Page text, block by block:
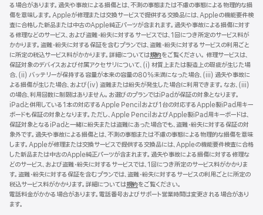
で
開
き
ま
す）
る場合があります。過失や事故による損傷とは、不測の事態または不慮の事態による物理的な損
傷を意味します。Appleが修理または交換サービスで提供する交換品には、Appleの機能要件検
査に合格した新品または中古のApple純正パーツが含まれます。過失や事故による損傷に対す
る修理などのサービス、および盗難・紛失に対するサービスでは、1回につき所定のサービス料が
かかります。盗難・紛失に対する保証を含むプランでは、盗難・紛失に対するサービスの利用ごと
に所定の税込サービス料がかかります。詳細については規約（新
規
ウ
イ
ン
ド
ウ
で
開
き
ま
す）
をご覧ください。 修理サービスは、
保証対象のデバイスおよび付属アクセサリについて、(i) 材質上または製造上の瑕疵が生じた場
合、(ii) バッテリーが保持する容量が本来の容量の80%未満になった場合、(iii) 過失や事故に
よる損傷が生じた場合、および(iv) 盗難または紛失が発生した場合に利用できます。なお、(iii)
の場合、利用回数に制限はありません。お選びのプランではiPadが保証の対象となります。
iPadと併用している1本の対応するApple Pencilおよび1台の対応するApple製iPad用キー
ボードも保証の対象となります。ただし、Apple PencilおよびApple製iPad用キーボードは、
保証対象となるiPadと一緒に紛失または盗難にあった場合でも、盗難・紛失に対する保証の対
象外です。過失や事故による損傷とは、不測の事態または不慮の事態による物理的な損傷を意味
します。Appleが修理または交換サービスで提供する交換品には、Appleの機能要件検査に合格
した新品または中古のApple純正パーツが含まれます。過失や事故による損傷に対する修理な
どのサービス、および盗難・紛失に対するサービスでは、1回につき所定のサービス料がかかりま
す。盗難・紛失に対する保証を含むプランでは、盗難・紛失に対するサービスの利用ごとに所定の
税込サービス料がかかります。詳細については規約（新
規
をご覧ください。
電話料金がかかる場合があります。電話番号およびサポート営業時間は変更される場合があり
ます。